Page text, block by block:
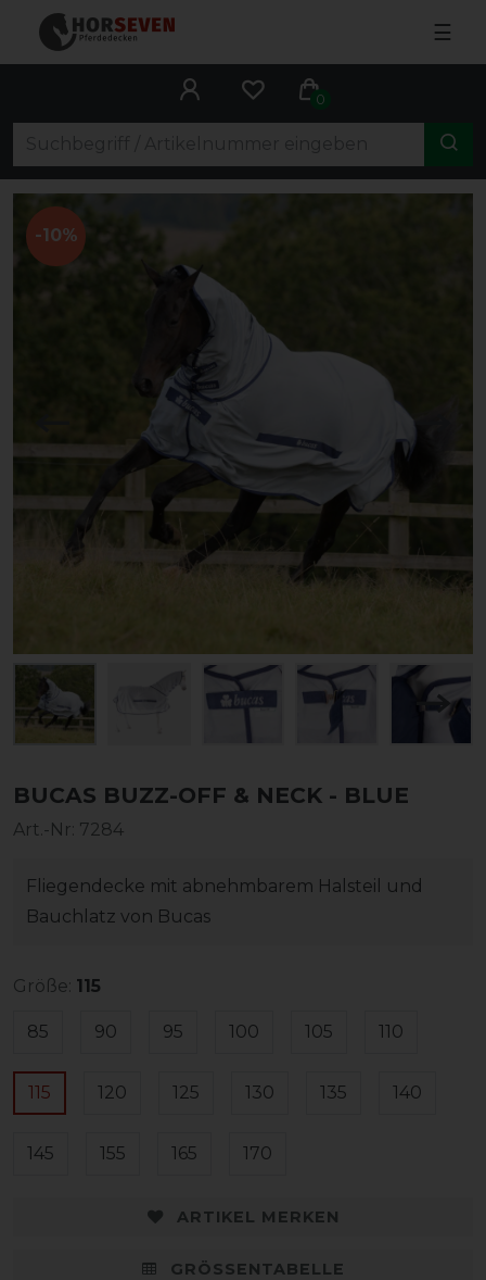
☰
0
-10%
BUCAS BUZZ-OFF & NECK - BLUE
Art.-Nr: 7284
Fliegendecke mit abnehmbarem Halsteil und
Bauchlatz von Bucas
Größe: 115
85 90 95 100 105 110
115 120 125 130 135 140
145 155 165 170
ARTIKEL MERKEN
GRÖSSENTABELLE